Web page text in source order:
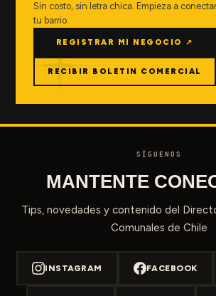
Sin costo, sin letra chica. Empieza a
tu barrio.
REGISTRAR MI NEGOCIO ↗
RECIBIR BOLETIN COMERCIAL
SÍGUENOS
MANTENTE
Tips, novedades y contenido del
Comunales de Chile
INSTAGRAM FACEBOOK